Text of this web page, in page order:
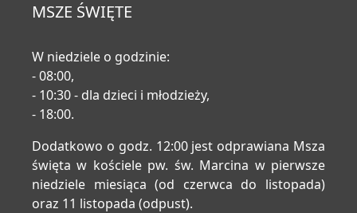
MSZE ŚWIĘTE
W niedziele o godzinie:
- 08:00,
- 10:30 - dla dzieci i młodzieży,
- 18:00.
Dodatkowo o godz. 12:00 jest odprawiana Msza
święta w kościele pw. św. Marcina w pierwsze
niedziele miesiąca (od czerwca do listopada)
oraz 11 listopada (odpust).